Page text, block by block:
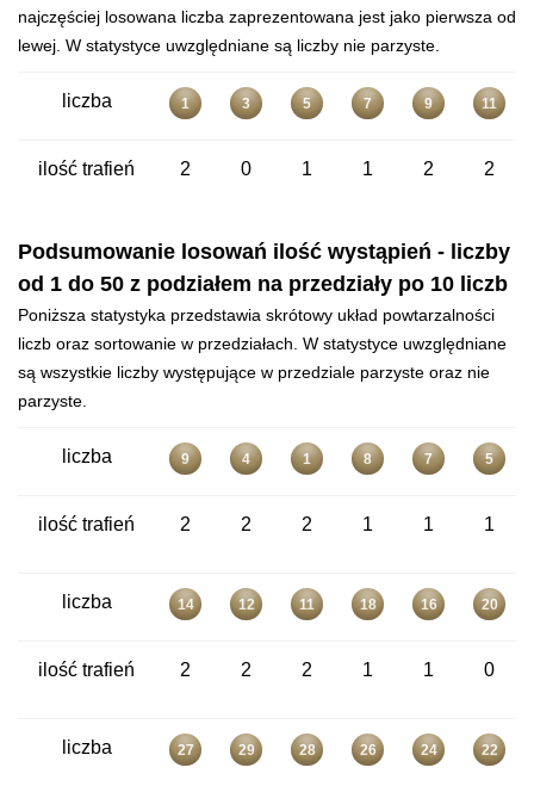
najczęściej losowana liczba zaprezentowana jest jako pierwsza od
lewej. W statystyce uwzględniane są liczby nie parzyste.
liczba 1 3 5 7 9 11
ilość trafień 2 0 1 1 2 2
Podsumowanie losowań ilość wystąpień - liczby
od 1 do 50 z podziałem na przedziały po 10 liczb
Poniższa statystyka przedstawia skrótowy układ powtarzalności
liczb oraz sortowanie w przedziałach. W statystyce uwzględniane
są wszystkie liczby występujące w przedziale parzyste oraz nie
parzyste.
liczba 9 4 1 8 7 5
ilość trafień 2 2 2 1 1 1
liczba 14 12 11 18 16 20
ilość trafień 2 2 2 1 1 0
liczba 27 29 28 26 24 22